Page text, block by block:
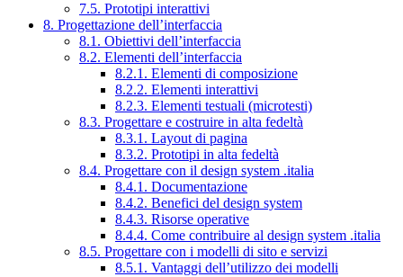
7.5. Prototipi interattivi
8. Progettazione dell’interfaccia
8.1. Obiettivi dell’interfaccia
8.2. Elementi dell’interfaccia
8.2.1. Elementi di composizione
8.2.2. Elementi interattivi
8.2.3. Elementi testuali (microtesti)
8.3. Progettare e costruire in alta fedeltà
8.3.1. Layout di pagina
8.3.2. Prototipi in alta fedeltà
8.4. Progettare con il design system .italia
8.4.1. Documentazione
8.4.2. Benefici del design system
8.4.3. Risorse operative
8.4.4. Come contribuire al design system .italia
8.5. Progettare con i modelli di sito e servizi
8.5.1. Vantaggi dell’utilizzo dei modelli